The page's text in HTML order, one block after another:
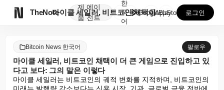
TheNote
제
품
에이
전트
마이클 세일러, 비트코인 채택이 더 큰 게임으로 진입하...
한
국
어
GooglePlay
AppStore 로그인
Bitcoin News 한국어 팔로우
마이클 세일러, 비트코인 채택이 더 큰 게임으로 진입하고 있
다고 보다: 그의 말은 이렇다
마이클 세일러는 비트코인의 궤적 변화를 지적하며, 비트코인의